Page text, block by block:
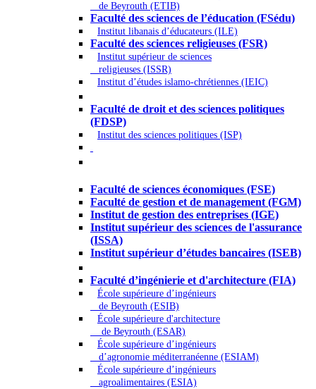
de Beyrouth (ETIB)
Faculté des sciences de l’éducation (FSédu)
Institut libanais d’éducateurs (ILE)
Faculté des sciences religieuses (FSR)
Institut supérieur de sciences
religieuses (ISSR)
Institut d’études islamo-chrétiennes (IEIC)
Faculté de droit et des sciences politiques
(FDSP)
Institut des sciences politiques (ISP)
Faculté de sciences économiques (FSE)
Faculté de gestion et de management (FGM)
Institut de gestion des entreprises (IGE)
Institut supérieur des sciences de l'assurance
(ISSA)
Institut supérieur d’études bancaires (ISEB)
Faculté d’ingénierie et d'architecture (FIA)
École supérieure d’ingénieurs
de Beyrouth (ESIB)
École supérieure d'architecture
de Beyrouth (ESAR)
École supérieure d’ingénieurs
d’agronomie méditerranéenne (ESIAM)
École supérieure d’ingénieurs
agroalimentaires (ESIA)